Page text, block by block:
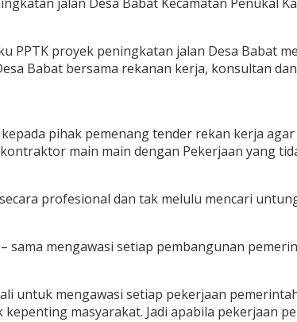
PPTK proyek peningkatan jalan Desa Babat
Babat bersama rekanan kerja, konsultan
pihak pemenang tender rekan kerja
main main dengan Pekerjaan yang
profesional dan tak melulu mencari
mengawasi setiap pembangunan
untuk mengawasi setiap pekerjaan
masyarakat. Jadi apabila pekerjaan